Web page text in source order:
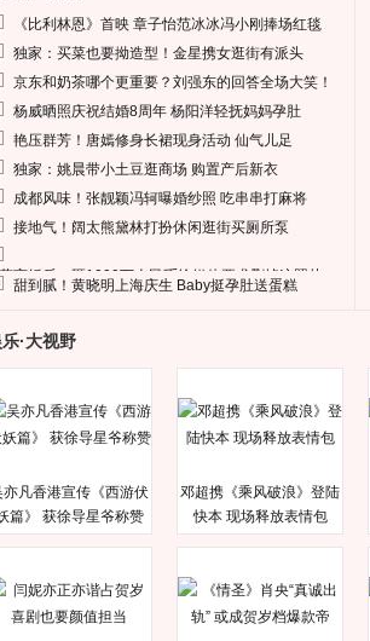
《比利林恩》首映 章子怡范冰冰冯小刚捧场红毯
独家：买菜也要拗造型！金星携女逛街有派头
京东和奶茶哪个更重要？刘强东的回答全场大笑！
杨威晒照庆祝结婚8周年 杨阳洋轻抚妈妈孕肚
艳压群芳！唐嫣修身长裙现身活动 仙气儿足
独家：姚晨带小土豆逛商场 购置产后新衣
成都风味！张靓颖冯轲曝婚纱照 吃串串打麻将
接地气！阔太熊黛林打扮休闲逛街买厕所泵
离婚后，砸1000万人民币给媒体要求删掉这照片
甜到腻！黄晓明上海庆生 Baby挺孕肚送蛋糕
·大视野
亦凡香港宣传《西游伏
篇》 获徐导星爷称赞
邓超携《乘风破浪》登陆
快本 现场释放表情包